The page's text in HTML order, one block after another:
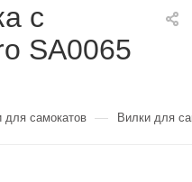
с
SA0065
для самокатов — Вилки для